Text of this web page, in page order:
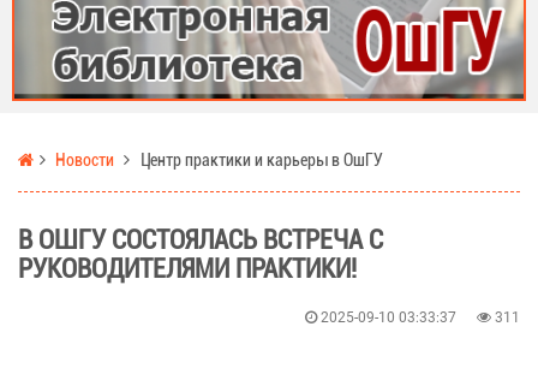
Новости Центр практики и карьеры в ОшГУ
В ОШГУ СОСТОЯЛАСЬ ВСТРЕЧА С
РУКОВОДИТЕЛЯМИ ПРАКТИКИ!
2025-09-10 03:33:37 311